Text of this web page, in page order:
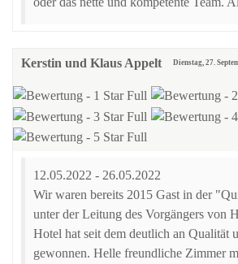
Kerstin und Klaus Appelt Dienstag, 27.
12.05.2022 - 26.05.2022
Wir waren bereits 2015 Gast in der
unter der Leitung des Vorgängers von
Hotel hat seit dem deutlich an Qualität
gewonnen. Helle freundliche Zimmer